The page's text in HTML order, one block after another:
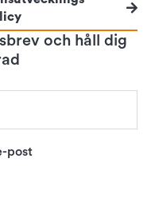
och håll dig
post